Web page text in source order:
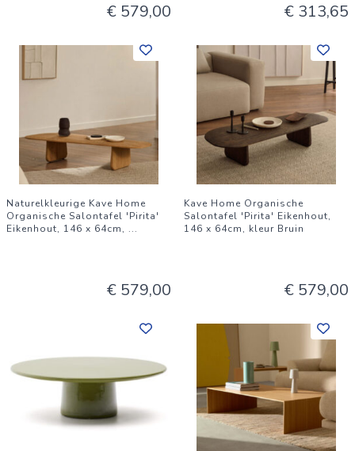
€ 579,00 € 313,65
Naturelkleurige Kave Home
Organische Salontafel 'Pirita'
Eikenhout, 146 x 64cm, ...
€ 579,00
Kave Home Organische
Salontafel 'Pirita' Eikenhout,
146 x 64cm, kleur Bruin
€ 579,00